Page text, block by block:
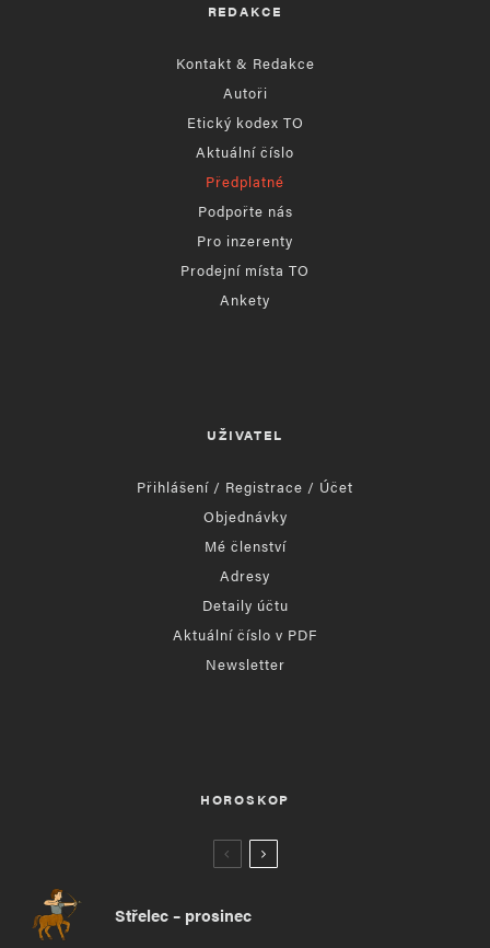
REDAKCE
Kontakt & Redakce
Autoři
Etický kodex TO
Aktuální číslo
Předplatné
Podpořte nás
Pro inzerenty
Prodejní místa TO
Ankety
UŽIVATEL
Přihlášení / Registrace / Účet
Objednávky
Mé členství
Adresy
Detaily účtu
Aktuální číslo v PDF
Newsletter
HOROSKOP
Střelec – prosinec